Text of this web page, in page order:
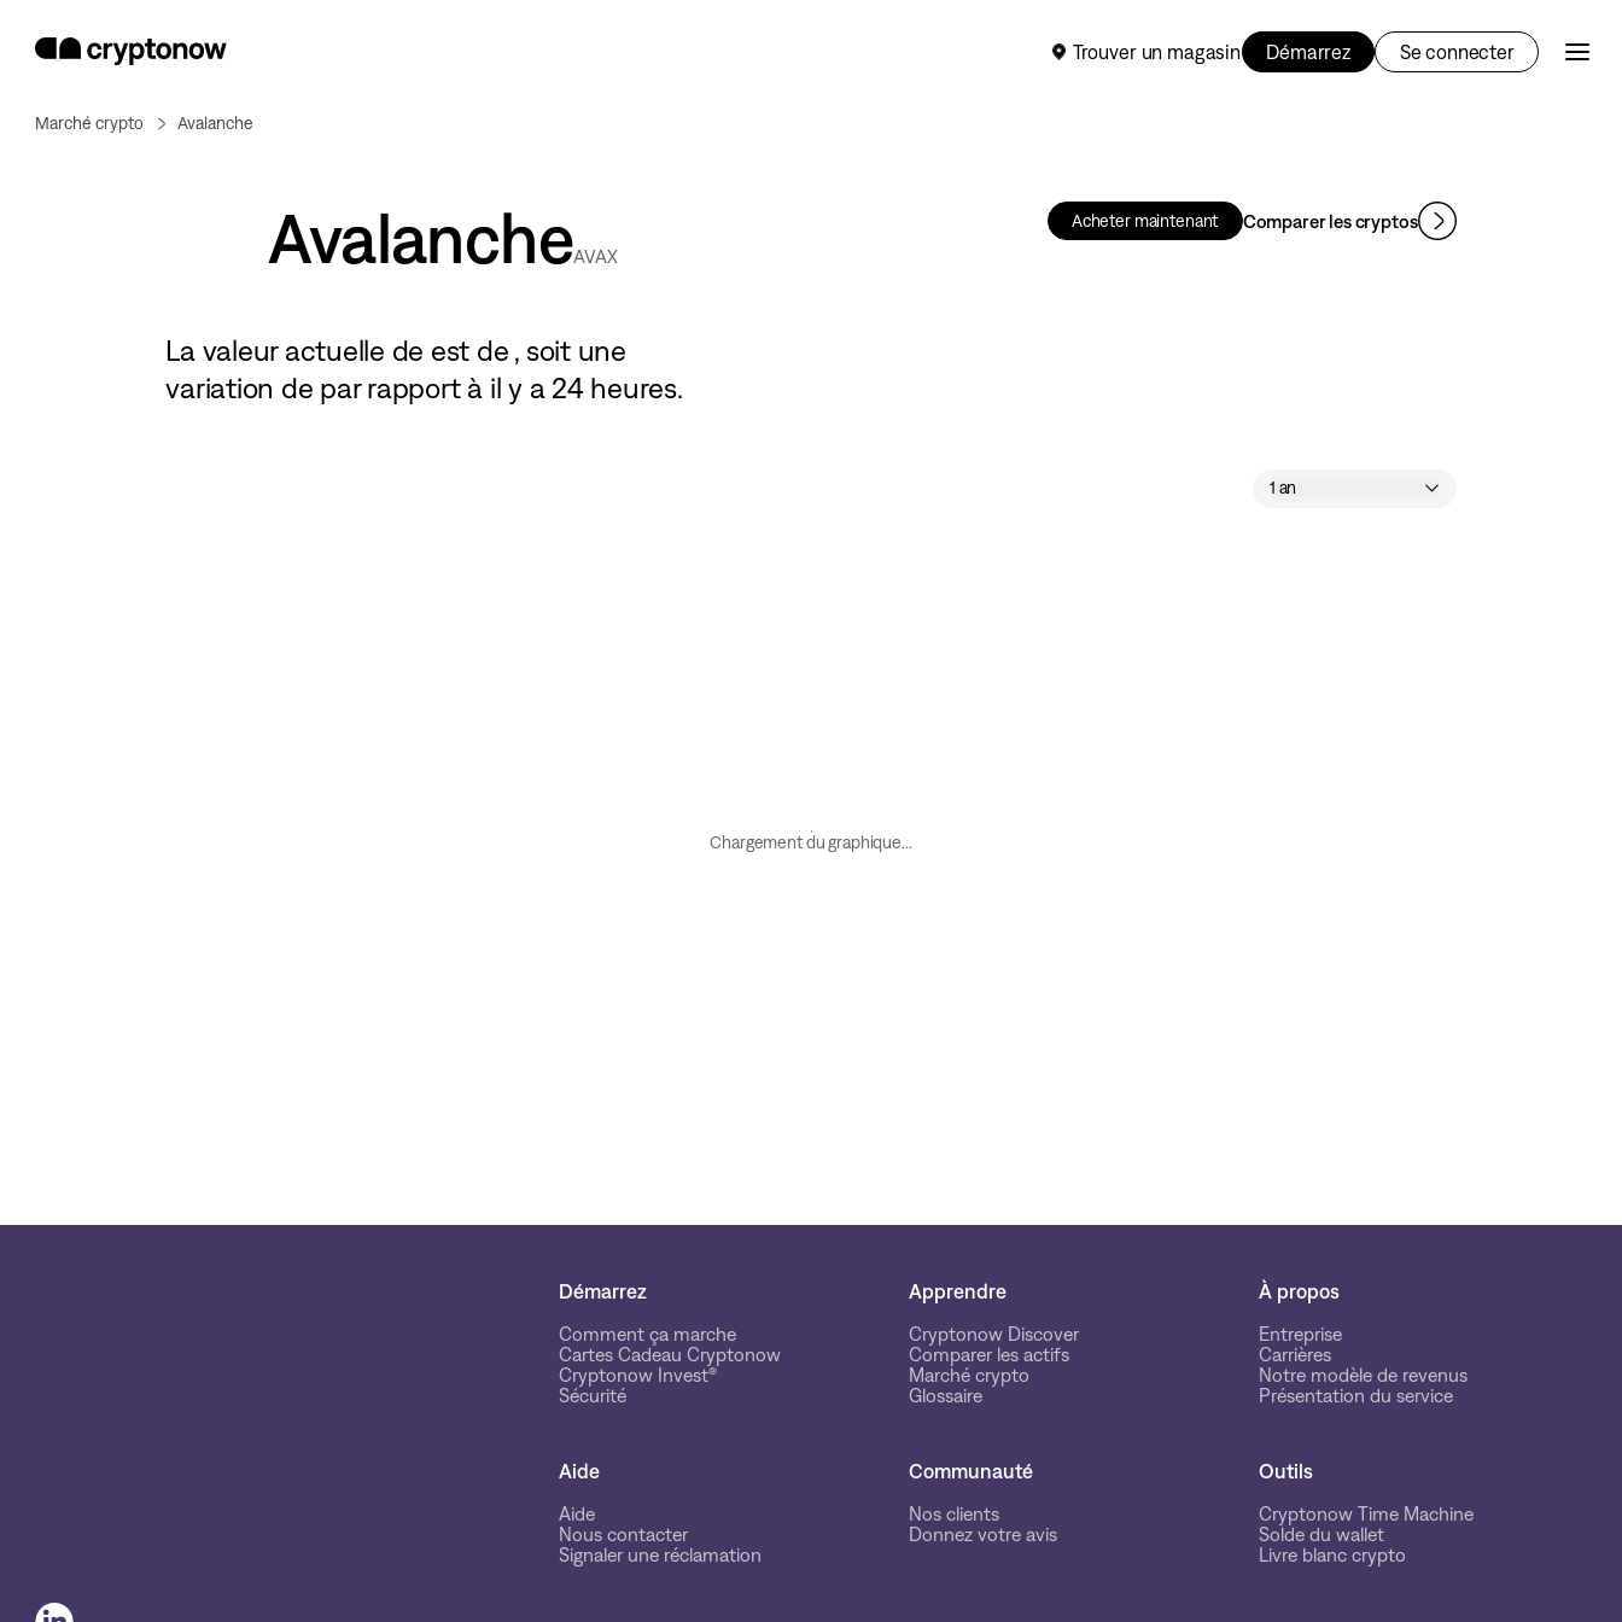
Trouver un magasin Démarrez Se connecter
Marché crypto Avalanche
AvalancheAVAX
La valeur actuelle de est de , soit une
variation de par rapport à il y a 24 heures.
Acheter maintenant Comparer les cryptos
1 an
Chargement du graphique...
Démarrez
Comment ça marche
Cartes Cadeau Cryptonow
Cryptonow Invest®
Sécurité
Apprendre
Cryptonow Discover
Comparer les actifs
Marché crypto
Glossaire
À propos
Entreprise
Carrières
Notre modèle de revenus
Présentation du service
Aide
Aide
Nous contacter
Signaler une réclamation
Communauté
Nos clients
Donnez votre avis
Outils
Cryptonow Time Machine
Solde du wallet
Livre blanc crypto